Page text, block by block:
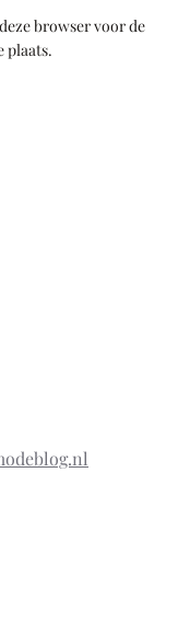
browser voor de
plaats.